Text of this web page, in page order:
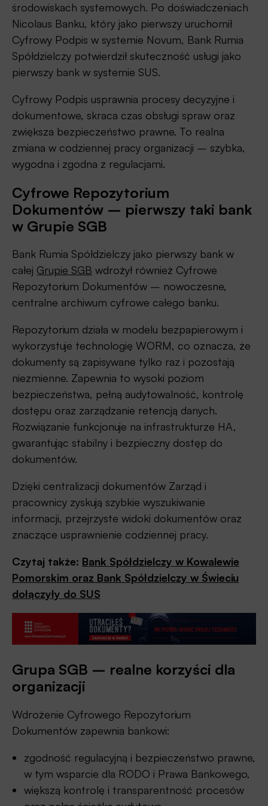
środowiskach systemowych. Po doświadczeniach
Nicolaus Banku, który jako pierwszy uruchomił
Cyfrowy Podpis w systemie Novum, Bank Rumia
Spółdzielczy potwierdził skuteczność usługi jako
pierwszy bank w systemie SUS.
Cyfrowy Podpis usprawnia procesy decyzyjne i
dokumentowe, skraca czas obsługi spraw oraz
zwiększa bezpieczeństwo prawne. To realna
zmiana w codziennej pracy organizacji – szybka,
wygodna i zgodna z regulacjami.
Cyfrowe Repozytorium
Dokumentów – pierwszy taki bank
w Grupie SGB
Bank Rumia Spółdzielczy jako pierwszy bank w
całej Grupie SGB wdrożył również Cyfrowe
Repozytorium Dokumentów – nowoczesne,
centralne archiwum cyfrowe całego banku.
Repozytorium działa w modelu bezpapierowym i
wykorzystuje technologię WORM, co oznacza, że
dokumenty są zapisywane tylko raz i pozostają
niezmienne. Zapewnia to wysoki poziom
bezpieczeństwa, pełną audytowalność, kontrolę
dostępu oraz zarządzanie retencją danych.
Rozwiązanie funkcjonuje na infrastrukturze HA,
gwarantując stabilny i bezpieczny dostęp do
dokumentów.
Dzięki centralizacji dokumentów Zarząd i
pracownicy zyskują szybkie wyszukiwanie
informacji, przejrzyste widoki dokumentów oraz
znaczące usprawnienie codziennej pracy.
Czytaj także: Bank Spółdzielczy w Kowalewie
Pomorskim oraz Bank Spółdzielczy w Świeciu
dołączyły do SUS
Grupa SGB – realne korzyści dla
organizacji
Wdrożenie Cyfrowego Repozytorium
Dokumentów zapewnia bankowi:
zgodność regulacyjną i bezpieczeństwo prawne,
w tym wsparcie dla RODO i Prawa Bankowego,
większą kontrolę i transparentność procesów